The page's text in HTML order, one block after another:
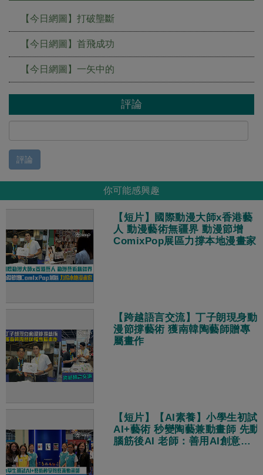
【今日網圖】打破壟斷
【今日網圖】首飛成功
【今日網圖】一矢中的
評論
評論
你可能感興趣
【短片】國際動漫大師x香港藝
人 動漫藝術無疆界 動漫節增
ComixPop展區力撐本地漫畫家
【跨越語言交流】丁子朗現身動
漫節撐藝術 獲南韓陶藝師贈專
屬畫作
【短片】【AI素養】小學生初試
AI+藝術 秒變陶藝兼動畫師 先動
腦筋後AI 老師：善用AI創意再